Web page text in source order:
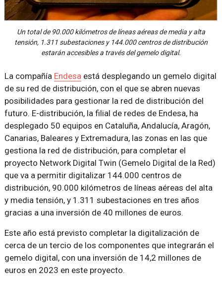
Un total de 90.000 kilómetros de líneas aéreas de media y alta
tensión, 1.311 subestaciones y 144.000 centros de distribución
estarán accesibles a través del gemelo digital.
La compañía Endesa está desplegando un gemelo digital
de su red de distribución, con el que se abren nuevas
posibilidades para gestionar la red de distribución del
futuro. E-distribución, la filial de redes de Endesa, ha
desplegado 50 equipos en Cataluña, Andalucía, Aragón,
Canarias, Baleares y Extremadura, las zonas en las que
gestiona la red de distribución, para completar el
proyecto Network Digital Twin (Gemelo Digital de la Red)
que va a permitir digitalizar 144.000 centros de
distribución, 90.000 kilómetros de líneas aéreas del alta
y media tensión, y 1.311 subestaciones en tres años
gracias a una inversión de 40 millones de euros.
Este año está previsto completar la digitalización de
cerca de un tercio de los componentes que integrarán el
gemelo digital, con una inversión de 14,2 millones de
euros en 2023 en este proyecto.